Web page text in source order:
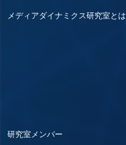
メディアダイナミクス研究室とは
研究室メンバー